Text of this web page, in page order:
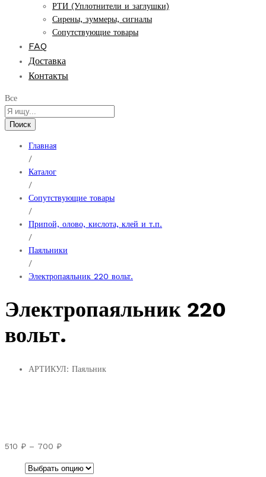
РТИ (Уплотнители и заглушки)
Сирены, зуммеры, сигналы
Сопутствующие товары
FAQ
Доставка
Контакты
Все
Поиск
Главная
/
Каталог
/
Сопутствующие товары
/
Припой, олово, кислота, клей и т.п.
/
Паяльники
/
Электропаяльник 220 вольт.
Электропаяльник 220
вольт.
АРТИКУЛ: Паяльник
510 ₽ – 700 ₽Диапазон
510 ₽